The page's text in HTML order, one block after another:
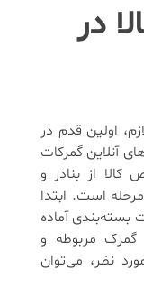
در
اولین قدم در
آنلاین گمرکات
از بنادر و
است. ابتدا
بسته‌بندی آماده
گمرک مربوطه و
نظر، می‌توان